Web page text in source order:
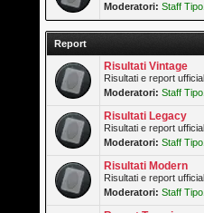
Moderatori: Staff
Report
Risultati Vintage
Risultati e report
Moderatori: Staff
Risultati Legacy
Risultati e report
Moderatori: Staff
Risultati Modern
Risultati e report
Moderatori: Staff